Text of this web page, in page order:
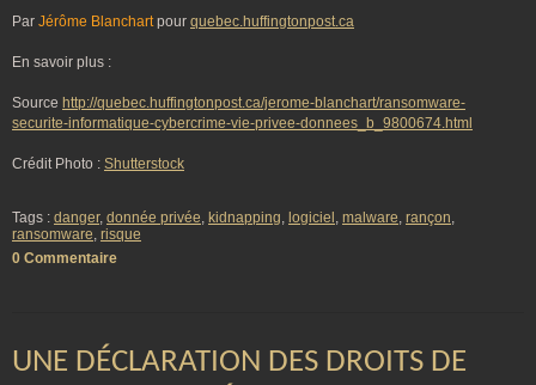
Par Jérôme Blanchartpour quebec.huffingtonpost.ca
En savoir plus :
Source http://quebec.huffingtonpost.ca/jerome-blanchart/ransomware-
securite-informatique-cybercrime-vie-privee-donnees_b_9800674.html
Crédit Photo : Shutterstock
Tags : danger, donnée privée, kidnapping, logiciel , malware, rançon,
ransomware, risque
0 Commentaire
UNE DÉCLARATION DES DROITS DE